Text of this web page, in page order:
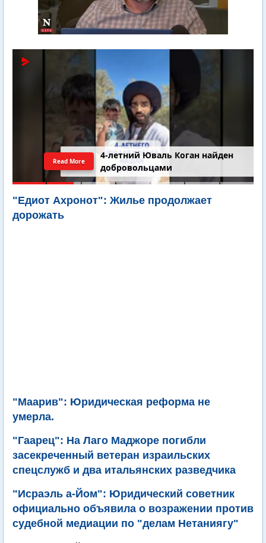
4-летний Юваль Коган найден
добровольцами
Read More
"Едиот Ахронот": Жилье продолжает
дорожать
"Маарив": Юридическая реформа не
умерла.
"Гаарец": На Лаго Маджоре погибли
засекреченный ветеран израильских
спецслужб и два итальянских разведчика
"Исраэль а-Йом": Юридический советник
официально объявила о возражении против
судебной медиации по "делам Нетаниягу"